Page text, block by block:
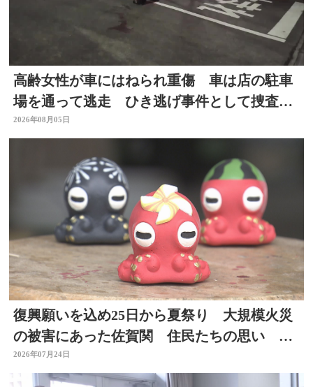
高齢女性が車にはねられ重傷 車は店の駐車
場を通って逃走 ひき逃げ事件として捜査
大分
2026年08月05日
復興願いを込め25日から夏祭り 大規模火災
の被害にあった佐賀関 住民たちの思い 大
分
2026年07月24日